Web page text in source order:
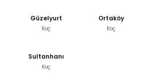
Güzelyurt
Koç
Ortaköy
Koç
Sultanhanı
Koç